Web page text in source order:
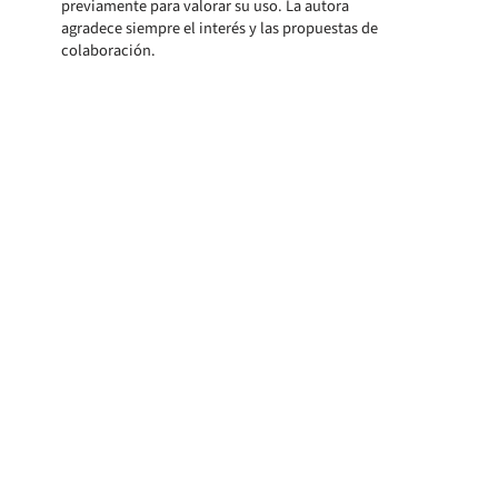
previamente para valorar su uso. La autora
agradece siempre el interés y las propuestas de
colaboración.